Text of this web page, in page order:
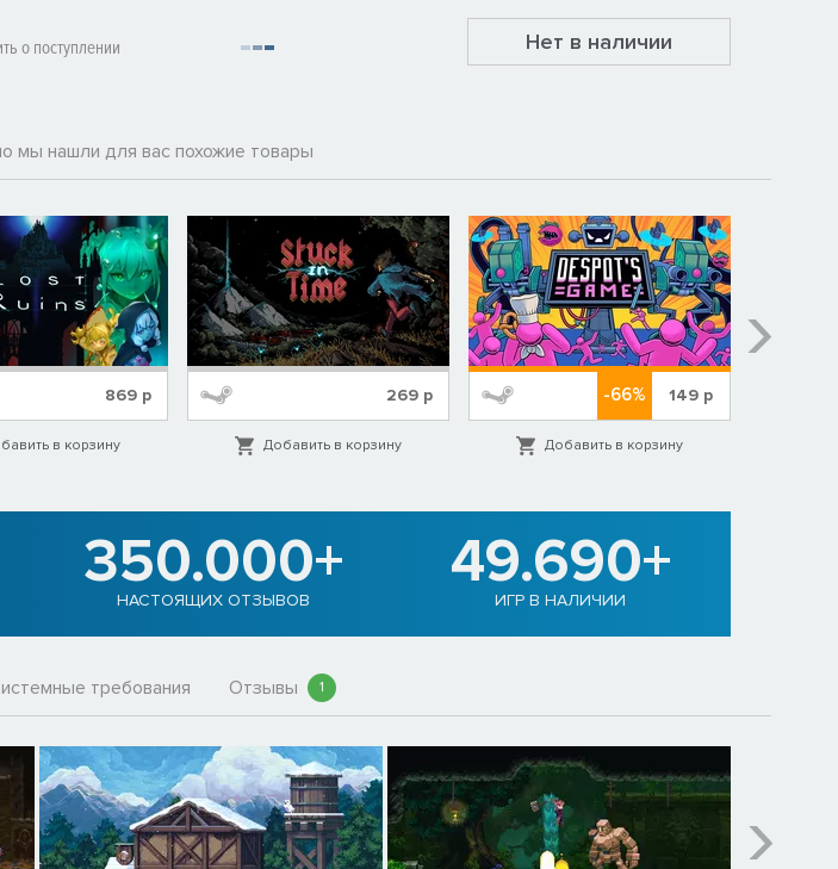
о поступлении Нет в наличии
мы нашли для вас похожие товары
869 р
в корзину
269 р
Добавить в корзину
-66% 149 р
Добавить в корзину
350.000+
НАСТОЯЩИХ ОТЗЫВОВ
49.690+
ИГР В НАЛИЧИИ
требования Отзывы 1